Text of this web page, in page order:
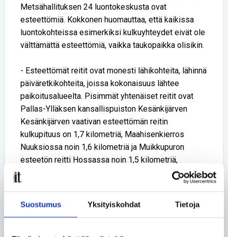
Suostumus Yksityiskohdat Tietoja
Metsähallituksen 24 luontokeskusta ovat
esteettömiä. Kokkonen huomauttaa, että kaikissa
luontokohteissa esimerkiksi kulkuyhteydet eivät ole
välttämättä esteettömiä, vaikka taukopaikka olisikin.
- Esteettömät reitit ovat monesti lähikohteita, lähinnä
päiväretkikohteita, joissa kokonaisuus lähtee
paikoitusalueelta. Pisimmät yhtenäiset reitit ovat
Pallas-Ylläksen kansallispuiston Kesänkijärven
Kesänkijärven vaativan esteettömän reitin
kulkupituus on 1,7 kilometriä, Maahisenkierros
Nuuksiossa noin 1,6 kilometriä ja Muikkupuron
esteetön reitti Hossassa noin 1,5 kilometriä,
Kokkonen kertoo.
myötä syntyi uusi määritelmä, vaativa esteetön reitti.